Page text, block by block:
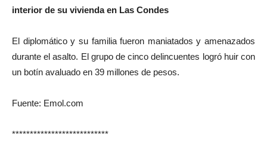
interior de su vivienda en Las Condes
El diplomático y su familia fueron maniatados y amenazados
durante el asalto. El grupo de cinco delincuentes logró huir con
un botín avaluado en 39 millones de pesos.
Fuente: Emol.com
***************************